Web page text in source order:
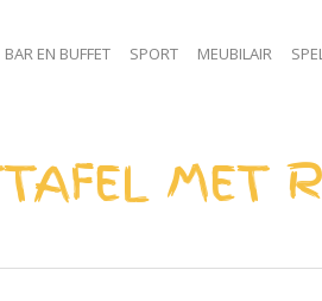
BAR EN BUFFET SPORT MEUBILAIR
MET